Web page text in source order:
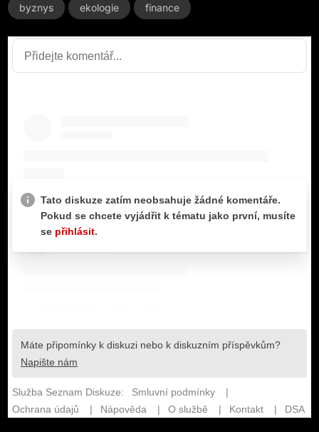
byznys ekologie finance